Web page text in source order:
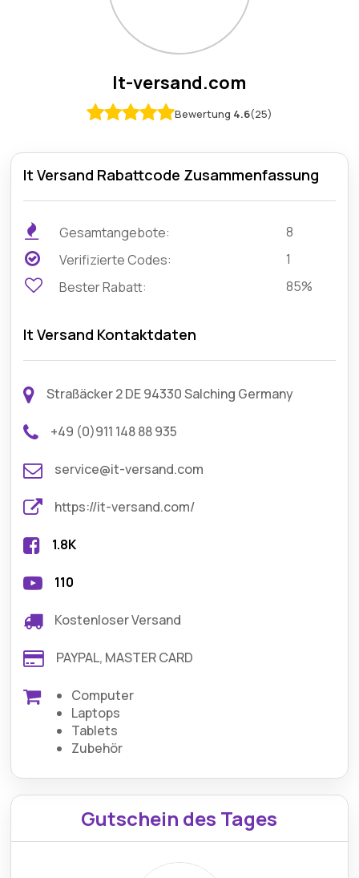
It-versand.com
Bewertung 4.6(25)
It Versand Rabattcode Zusammenfassung
Gesamtangebote:
8
Verifizierte Codes:
1
Bester Rabatt:
85%
It Versand Kontaktdaten
Straßäcker 2 DE 94330 Salching Germany
+49 (0)911 148 88 935
service@it-versand.com
https://it-versand.com/
1.8K
110
Kostenloser Versand
PAYPAL, MASTER CARD
Computer
Laptops
Tablets
Zubehör
Gutschein des Tages